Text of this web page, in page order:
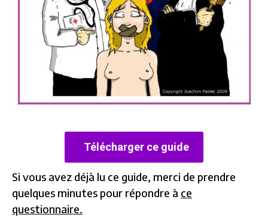
Télécharger ce guide
Si vous avez déjà lu ce guide, merci de prendre
quelques minutes pour répondre à ce
questionnaire.